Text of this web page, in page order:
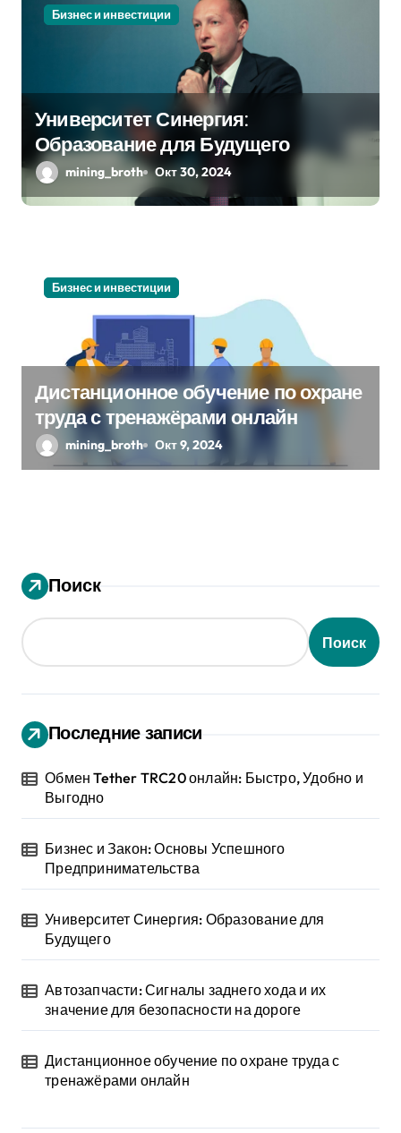
Бизнес и инвестиции
Университет Синергия:
Образование для Будущего
mining_broth Окт 30, 2024
Бизнес и инвестиции
Дистанционное обучение по охране
труда с тренажёрами онлайн
mining_broth Окт 9, 2024
Поиск
Поиск
Последние записи
Обмен Tether TRC20 онлайн: Быстро, Удобно и
Выгодно
Бизнес и Закон: Основы Успешного
Предпринимательства
Университет Синергия: Образование для
Будущего
Автозапчасти: Сигналы заднего хода и их
значение для безопасности на дороге
Дистанционное обучение по охране труда с
тренажёрами онлайн